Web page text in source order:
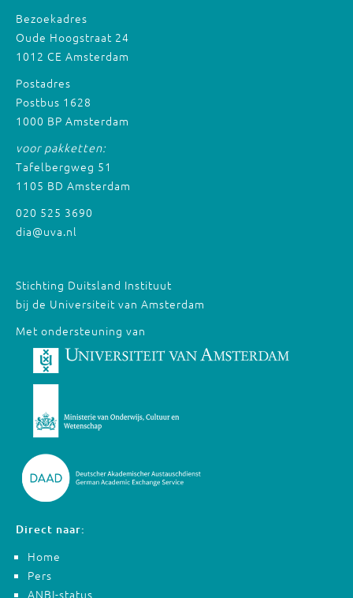
Bezoekadres
Oude Hoogstraat 24
1012 CE Amsterdam
Postadres
Postbus 1628
1000 BP Amsterdam
voor pakketten:
Tafelbergweg 51
1105 BD Amsterdam
020 525 3690
dia@uva.nl
Stichting Duitsland Instituut
bij de Universiteit van Amsterdam
Met ondersteuning van
Direct naar:
Home
Pers
ANBI-status